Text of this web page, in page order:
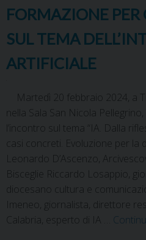
FORMAZIONE PER
SUL TEMA
ARTIFICIALE
Martedì 20 febbraio 2024, a
nella Sala San Nicola
l’incontro sul tema “IA. Dalla
casi concreti. Evoluzione per la
Leonardo D’Ascenzo,
Bisceglie Riccardo Losappio,
diocesano cultura e
Imeneo, giornalista, direttore
Calabria, esperto di IA …